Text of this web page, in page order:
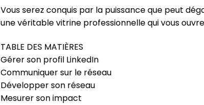
Vous serez conquis par la puissance que peut
une véritable vitrine professionnelle qui vous
TABLE DES MATIÈRES
Gérer son profil LinkedIn
Communiquer sur le réseau
Développer son réseau
Mesurer son impact